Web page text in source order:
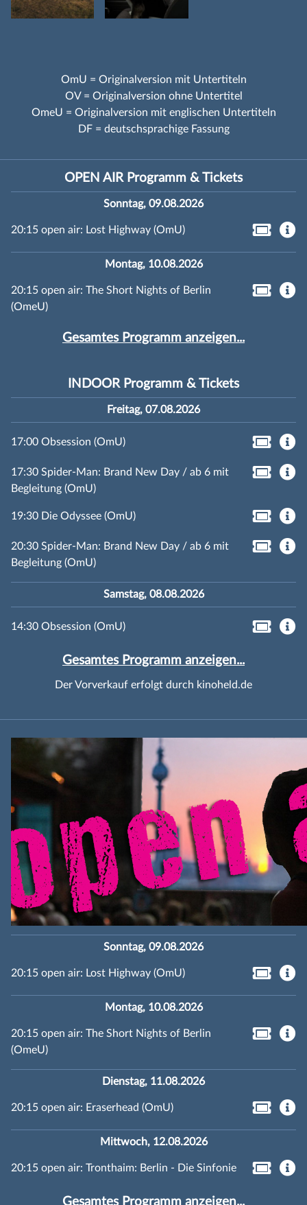
OmU = Originalversion mit Untertiteln
OV = Originalversion ohne Untertitel
OmeU = Originalversion mit englischen Untertiteln
DF = deutschsprachige Fassung
OPEN AIR Programm & Tickets
Sonntag, 09.08.2026
20:15 open air: Lost Highway (OmU)
Montag, 10.08.2026
20:15 open air: The Short Nights of Berlin
(OmeU)
Gesamtes Programm anzeigen...
INDOOR Programm & Tickets
Freitag, 07.08.2026
17:00 Obsession (OmU)
17:30 Spider-Man: Brand New Day / ab 6 mit
Begleitung (OmU)
19:30 Die Odyssee (OmU)
20:30 Spider-Man: Brand New Day / ab 6 mit
Begleitung (OmU)
Samstag, 08.08.2026
14:30 Obsession (OmU)
Gesamtes Programm anzeigen...
Der Vorverkauf erfolgt durch kinoheld.de
Sonntag, 09.08.2026
20:15 open air: Lost Highway (OmU)
Montag, 10.08.2026
20:15 open air: The Short Nights of Berlin
(OmeU)
Dienstag, 11.08.2026
20:15 open air: Eraserhead (OmU)
Mittwoch, 12.08.2026
20:15 open air: Tronthaim: Berlin - Die Sinfonie
Gesamtes Programm anzeigen...